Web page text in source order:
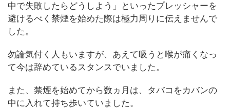
中で失敗したらどうしよう」といったプレッシャーを
避けるべく禁煙を始めた際は極力周りに伝えませんで
した。
勿論気付く人もいますが、あえて吸うと喉が痛くなっ
て今は辞めているスタンスでいました。
また、禁煙を始めてから数ヵ月は、タバコをカバンの
中に入れて持ち歩いていました。